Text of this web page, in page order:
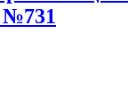
№731